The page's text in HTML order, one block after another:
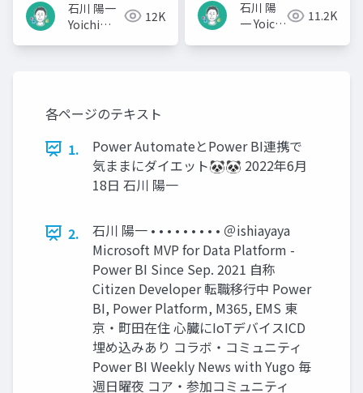
石川 陽一
Yoichi
12K
石川 陽
一 Yoichi
11.2K
各ページのテキスト
1.
Power AutomateとPower BI連携で
気ままにダイエット🐼🐼 2022年6月
18日 石川 陽一
2.
石川 陽一 • • • • • • • • • ＠ishiayaya
Microsoft MVP for Data Platform -
Power BI Since Sep. 2021 自称
Citizen Developer 転職移行中 Power
BI, Power Platform, M365, EMS 東
京・町田在住 心臓にIoTデバイスICD
埋め込みあり コラボ・コミュニティ
Power BI Weekly News with Yugo 毎
週日曜夜 コア・参加コミュニティ